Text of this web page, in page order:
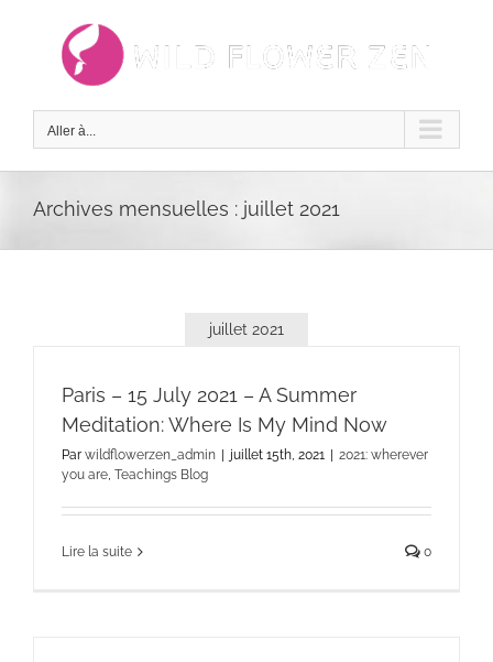
Aller à...
Archives mensuelles : juillet 2021
juillet 2021
Paris – 15 July 2021 – A Summer
Meditation: Where Is My Mind Now
Par wildflowerzen_admin | juillet 15th, 2021 | 2021: wherever
you are Teachings Blog
Lire la suite 0